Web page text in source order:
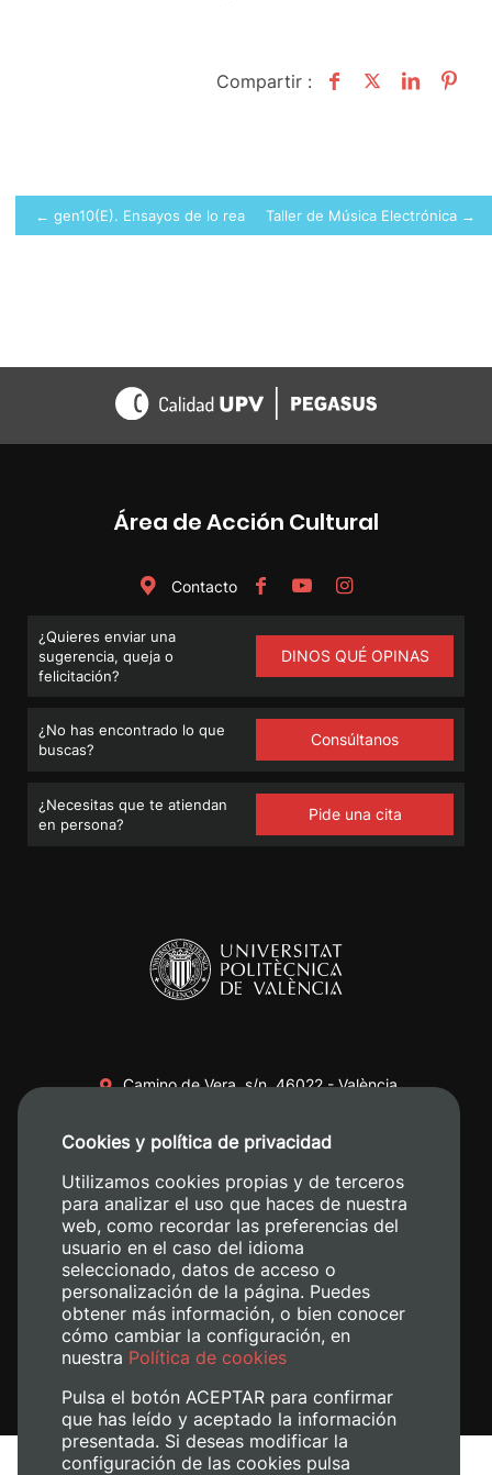
Compartir :
Navegación
de
← gen10(E). Ensayos de lo real en el Campus de Gandia
Taller de Música Electrónica →
Área de Acción Cultural
Contacto
¿Quieres enviar una
sugerencia, queja o
felicitación?
DINOS QUÉ OPINAS
¿No has encontrado lo que
buscas?
Consúltanos
¿Necesitas que te atiendan
en persona?
Pide una cita
Camino de Vera, s/n. 46022 - València
+34 620 04 00 50
Cookies y política de privacidad
Utilizamos cookies propias y de terceros
para analizar el uso que haces de nuestra
web, como recordar las preferencias del
usuario en el caso del idioma
seleccionado, datos de acceso o
personalización de la página. Puedes
obtener más información, o bien conocer
cómo cambiar la configuración, en
nuestra Política de cookies
Pulsa el botón ACEPTAR para confirmar
que has leído y aceptado la información
presentada. Si deseas modificar la
configuración de las cookies pulsa